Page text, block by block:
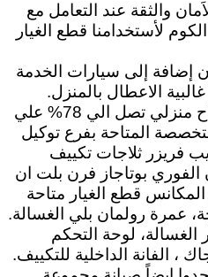
والثقة عند التعامل مع
لأستخدامنا قطع الغيار
إضافة إلى سيارات الخدمة
الاعطال بالمنزل.
لدينا اعلي نسبة صيانة واصلاح منزلي تصل الي 78% علي
المتاحة بفرع توكيل
فريزر ثلاجات تكييف
الفوري بوتاجاز فرن بلت ان
قطع الغيار متاحة
عمرة رولمان بلي الغسالة.
لوحة التحكم
، الفانة الداخلية للتكييف.